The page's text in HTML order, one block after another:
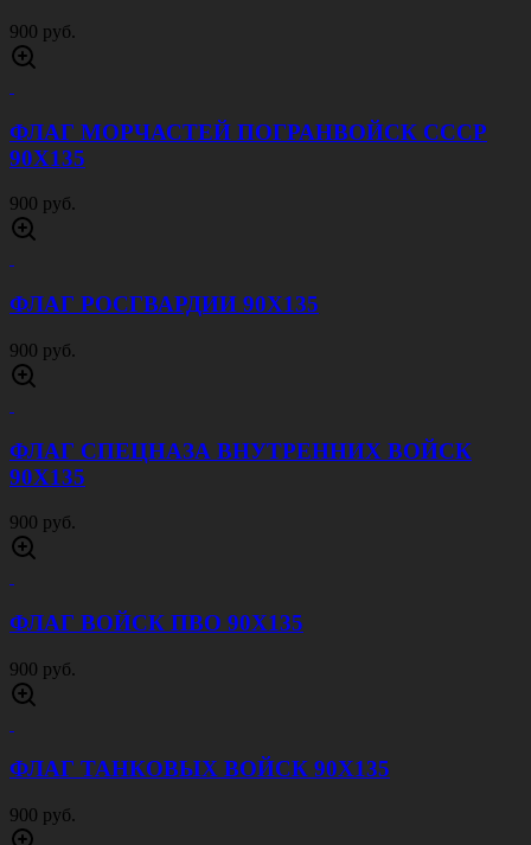
900 руб.
ФЛАГ МОРЧАСТЕЙ ПОГРАНВОЙСК СССР
90Х135
900 руб.
ФЛАГ РОСГВАРДИИ 90Х135
900 руб.
ФЛАГ СПЕЦНАЗА ВНУТРЕННИХ ВОЙСК
90Х135
900 руб.
ФЛАГ ВОЙСК ПВО 90Х135
900 руб.
ФЛАГ ТАНКОВЫХ ВОЙСК 90Х135
900 руб.